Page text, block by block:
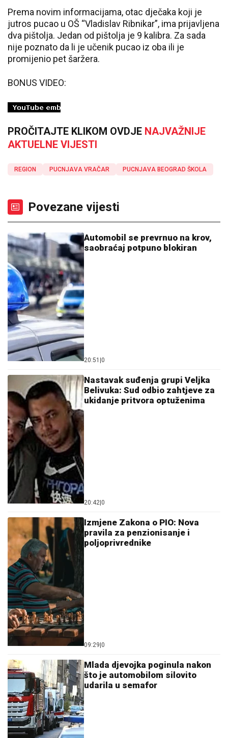
Prema novim informacijama, otac dječaka koji je
jutros pucao u OŠ “Vladislav Ribnikar”, ima prijavljena
dva pištolja. Jedan od pištolja je 9 kalibra. Za sada
nije poznato da li je učenik pucao iz oba ili je
promijenio pet šaržera.
BONUS VIDEO:
PROČITAJTE KLIKOM OVDJE NAJVAŽNIJE
AKTUELNE VIJESTI
REGION PUCNJAVA VRAČAR PUCNJAVA BEOGRAD ŠKOLA
Povezane vijesti
Automobil se prevrnuo na krov,
saobraćaj potpuno blokiran
20:51 0
Nastavak suđenja grupi Veljka
Belivuka: Sud odbio zahtjeve za
ukidanje pritvora optuženima
20:42 0
Izmjene Zakona o PIO: Nova
pravila za penzionisanje i
poljoprivrednike
09:29 0
Mlada djevojka poginula nakon
što je automobilom silovito
udarila u semafor